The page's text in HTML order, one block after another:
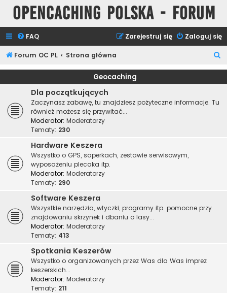
Opencaching Polska - Forum
FAQ Zaloguj się
Zarejestruj się
Forum OC PL Strona główna
z
Geocaching
Dla początkujących
Zaczynasz zabawę, tu znajdziesz pożyteczne informacje. Tu
również możesz się przywitać...
Moderator: Moderatorzy
Tematy: 230
Hardware Keszera
Wszystko o GPS, saperkach, zestawie serwisowym,
wyposażeniu plecaka itp.
Moderator: Moderatorzy
Tematy: 290
Software Keszera
Wszystkie narzędzia, wtyczki, programy itp. pomocne przy
znajdowaniu skrzynek i dbaniu o lasy...
Moderator: Moderatorzy
Tematy: 413
Spotkania Keszerów
Wszystko o organizowanych przez Was dla Was imprez
keszerskich...
Moderator: Moderatorzy
Tematy: 211